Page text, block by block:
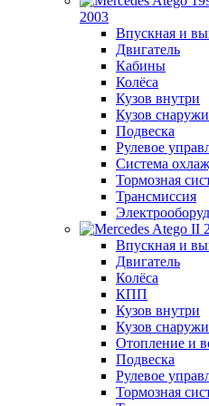
2003
Впускная и
Двигатель
Кабины
Колёса
Кузов внутри
Кузов снаружи
Подвеска
Рулевое
Система
Тормозная
Трансмиссия
Впускная и
Двигатель
Колёса
КПП
Кузов внутри
Кузов снаружи
Отопление и
Подвеска
Рулевое
Тормозная